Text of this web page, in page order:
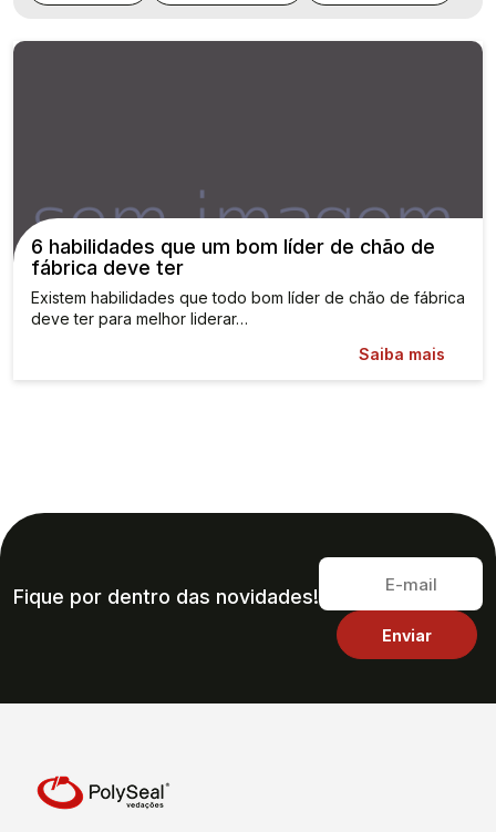
6 habilidades que um bom líder de chão de
fábrica deve ter
Existem habilidades que todo bom líder de chão de fábrica
deve ter para melhor liderar…
Saiba mais
Fique por dentro das novidades!